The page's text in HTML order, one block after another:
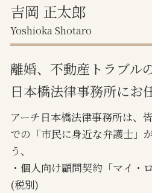
吉岡 正太郎
Yoshioka Shotaro
離婚、不動産トラブル
日本橋法律事務所にお
アーチ日本橋法律事務所は、
での「市民に身近な弁護士」
う、
・個人向け顧問契約「マイ・
(税別)